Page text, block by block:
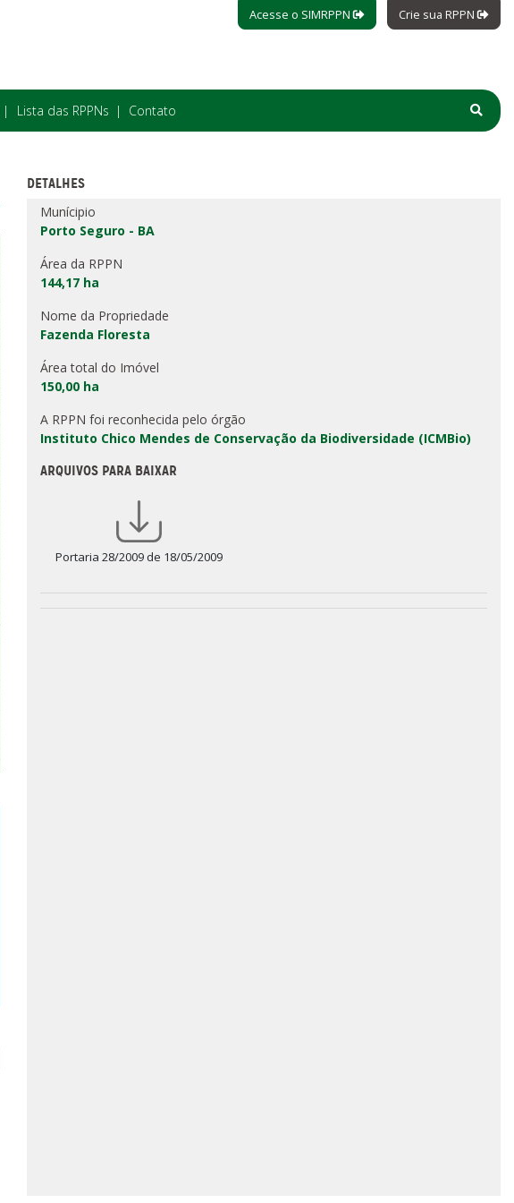
Acesse o SIMRPPN Crie sua RPPN
Lista das RPPNs Contato
DETALHES
Munícipio
Porto Seguro - BA
Área da RPPN
144,17 ha
Nome da Propriedade
Fazenda Floresta
Área total do Imóvel
150,00 ha
A RPPN foi reconhecida pelo órgão
Instituto Chico Mendes de Conservação da Biodiversidade (ICMBio)
ARQUIVOS PARA BAIXAR
Portaria 28/2009 de 18/05/2009